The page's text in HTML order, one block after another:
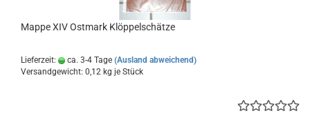
Mappe XIV Ostmark Klöppelschätze
Lieferzeit: ca. 3-4 Tage (Ausland abweichend)
Versandgewicht: 0,12 kg je Stück